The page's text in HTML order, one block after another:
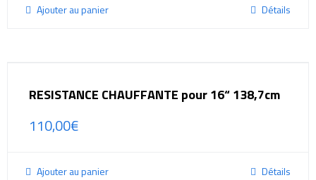
Ajouter au panier Détails
RESISTANCE CHAUFFANTE pour 16“ 138,7cm
110,00€
Ajouter au panier Détails